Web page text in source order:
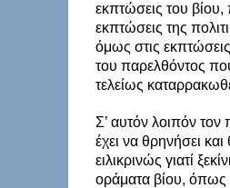
εκπτώσεις του βίου,
εκπτώσεις της
όμως στις
του παρελθόντος
τελείως
Σ’ αυτόν λοιπόν τον
έχει να θρηνήσει και
ειλικρινώς γιατί
οράματα βίου, όπως